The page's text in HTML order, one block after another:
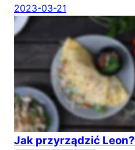
2023-03-21
Jak przyrządzić Leon?